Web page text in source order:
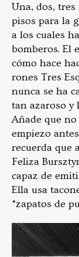
Una, dos,
pisos para la
a los cuales
bomberos. El
cómo hace
rones Tres
nunca se ha
tan azaroso y
Añade que
empiezo
recuerda que
Feliza
capaz de
Ella usa
“zapatos de